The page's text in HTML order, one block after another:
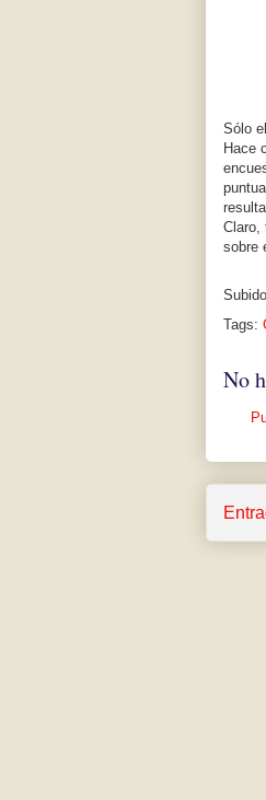
Sólo
Hace
Claro,
sobre
Tags:
No